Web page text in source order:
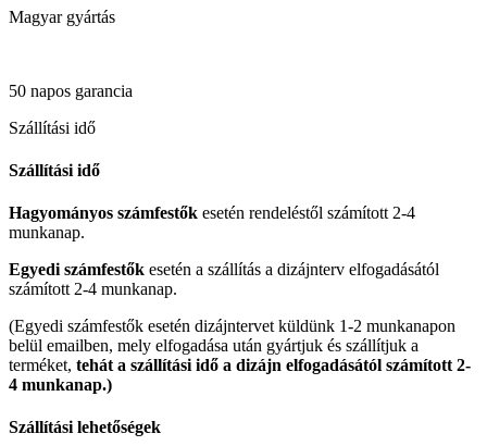
Magyar gyártás
50 napos garancia
Szállítási idő
Szállítási idő
Hagyományos számfestők esetén rendeléstől számított 2-4
munkanap.
Egyedi számfestők esetén a szállítás a dizájnterv elfogadásától
számított 2-4 munkanap.
(Egyedi számfestők esetén dizájntervet küldünk 1-2 munkanapon
belül emailben, mely elfogadása után gyártjuk és szállítjuk a
terméket, tehát a szállítási idő a dizájn elfogadásától számított 2-
4 munkanap.)
Szállítási lehetőségek